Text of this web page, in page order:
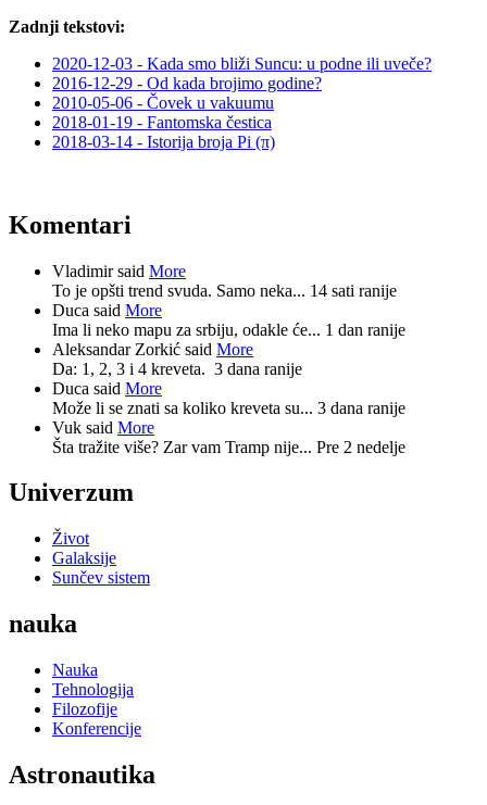
Zadnji tekstovi:
2020-12-03 - Kada smo bliži Suncu: u podne ili uveče?
2016-12-29 - Od kada brojimo godine?
2010-05-06 - Čovek u vakuumu
2018-01-19 - Fantomska čestica
2018-03-14 - Istorija broja Pi (π)
Komentari
Vladimir said More
To je opšti trend svuda. Samo neka... 14 sati ranije
Duca said More
Ima li neko mapu za srbiju, odakle će... 1 dan ranije
Aleksandar Zorkić said More
Da: 1, 2, 3 i 4 kreveta. 3 dana ranije
Duca said More
Može li se znati sa koliko kreveta su... 3 dana ranije
Vuk said More
Šta tražite više? Zar vam Tramp nije... Pre 2 nedelje
Univerzum
Život
Galaksije
Sunčev sistem
nauka
Nauka
Tehnologija
Filozofije
Konferencije
Astronautika